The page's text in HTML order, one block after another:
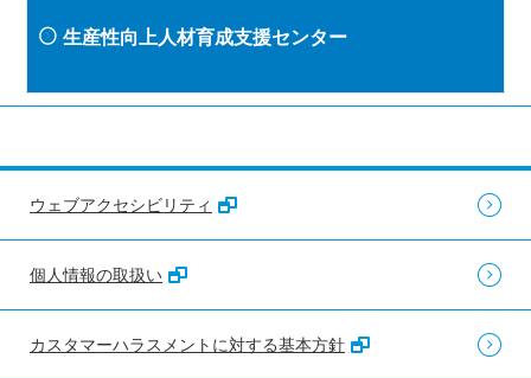
生産性向上人材育成支援センター
ウェブアクセシビリティ
個人情報の取扱い
カスタマーハラスメントに対する基本方針